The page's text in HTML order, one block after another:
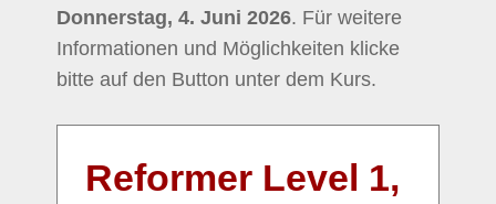
Donnerstag, 4. Juni 2026. Für weitere
Informationen und Möglichkeiten klicke
bitte auf den Button unter dem Kurs.
Reformer Level 1,